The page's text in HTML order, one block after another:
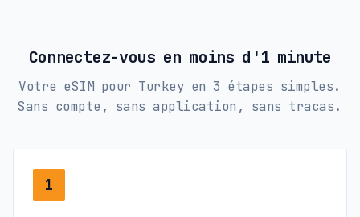
Connectez-vous en moins d'1 minute
Votre eSIM pour Turkey en 3 étapes simples.
Sans compte, sans application, sans tracas.
1